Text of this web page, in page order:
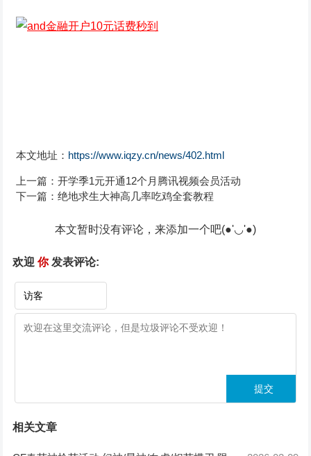
本文地址： https://www.iqzy.cn/news/402.html
上一篇： 开学季1元开通12个月腾讯视频会员活动
下一篇： 绝地求生大神高几率吃鸡全套教程
本文暂时没有评论，来添加一个吧(●'◡'●)
欢迎 你发表评论:
相关文章